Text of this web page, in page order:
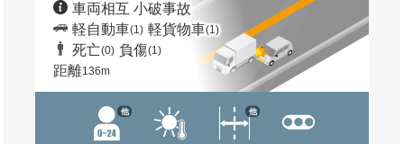
車両相互 小破事故
軽自動車(1) 軽貨物車(1)
死亡(0) 負傷(1)
距離136m
他 他